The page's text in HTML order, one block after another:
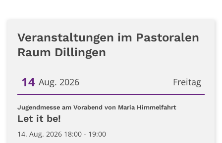
Veranstaltungen im Pastoralen
Raum Dillingen
Freitag
14 Aug. 2026
Datum: 14. August 2026
Jugendmesse am Vorabend von Maria Himmelfahrt:
Let it be!
14. Aug. 2026 18:00 - 19:00